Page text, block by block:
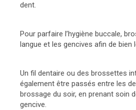
dent.
Pour parfaire l’hygiène buccale,
langue et les gencives afin de bien
Un fil dentaire ou des brossettes
également être passés entre les
brossage du soir, en prenant soin
gencive.